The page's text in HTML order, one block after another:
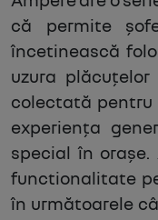
că permite
încetinească
uzura
colectată
experiența
special în
functionalitate
în următoarele